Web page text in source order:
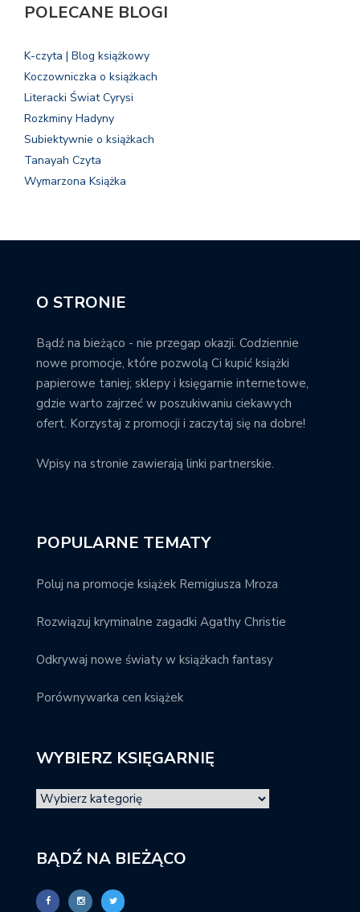
POLECANE BLOGI
K-czyta | Blog książkowy
Koczowniczka o książkach
Literacki Świat Cyrysi
Rozkminy Hadyny
Subiektywnie o książkach
Tanayah Czyta
Wymarzona Książka
O STRONIE
Bądź na bieżąco - nie przegap okazji. Codziennie
nowe promocje, które pozwolą Ci kupić książki
papierowe taniej; sklepy i księgarnie internetowe,
gdzie warto zajrzeć w poszukiwaniu ciekawych
ofert. Korzystaj z promocji i zaczytaj się na dobre!
Wpisy na stronie zawierają linki partnerskie.
POPULARNE TEMATY
Poluj na promocje książek Remigiusza Mroza
Rozwiązuj kryminalne zagadki Agathy Christie
Odkrywaj nowe światy w książkach fantasy
Porównywarka cen książek
WYBIERZ KSIĘGARNIĘ
BĄDŹ NA BIEŻĄCO